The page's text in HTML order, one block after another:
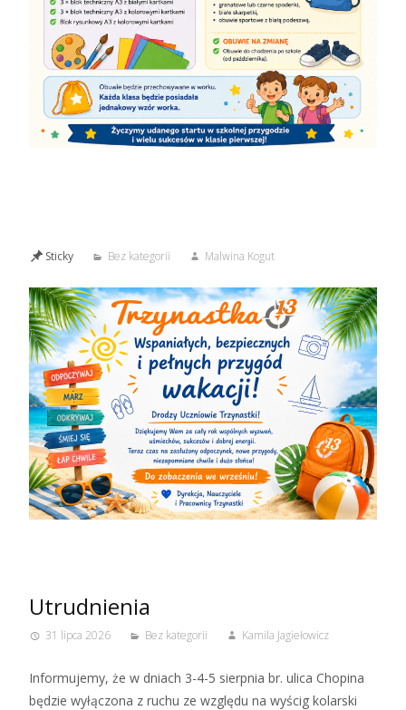
Sticky Bez kategorii Malwina Kogut
Utrudnienia
31 lipca 2026 Bez kategorii Kamila Jagiełowicz
Informujemy, że w dniach 3-4-5 sierpnia br. ulica Chopina
będzie wyłączona z ruchu ze względu na wyścig kolarski